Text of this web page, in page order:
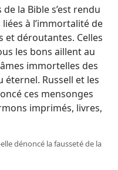
la Bible s’est rendu
à l’immortalité de
et déroutantes. Celles
les bons aillent au
immortelles des
Russell et les
ces mensonges
imprimés, livres,
dénoncé la fausseté de la